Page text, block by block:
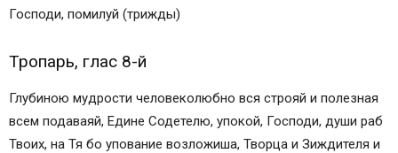
Господи, помилуй (трижды)
Тропарь, глас 8-й
Глубиною мудрости человеколюбно вся строяй и полезная
всем подаваяй, Едине Содетелю, упокой, Господи, души раб
Твоих, на Тя бо упование возложиша, Творца и Зиждителя и